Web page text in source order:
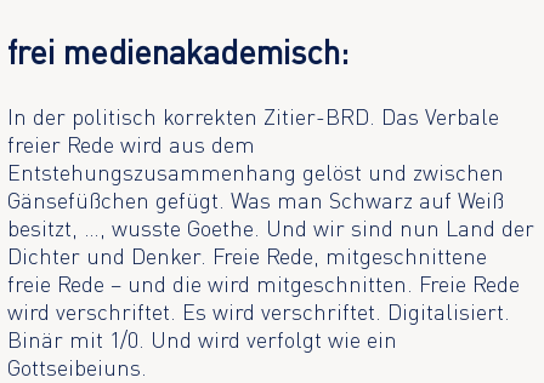
frei medienakademisch:
In der politisch korrekten Zitier-BRD. Das Verbale
freier Rede wird aus dem
Entstehungszusammenhang gelöst und zwischen
Gänsefüßchen gefügt. Was man Schwarz auf Weiß
besitzt, …, wusste Goethe. Und wir sind nun Land der
Dichter und Denker. Freie Rede, mitgeschnittene
freie Rede – und die wird mitgeschnitten. Freie Rede
wird verschriftet. Es wird verschriftet. Digitalisiert.
Binär mit 1/0. Und wird verfolgt wie ein
Gottseibeiuns.